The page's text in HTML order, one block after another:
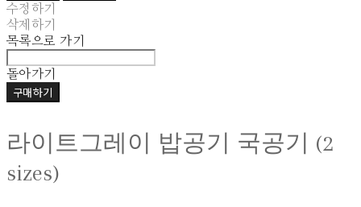
수정하기
삭제하기
목록으로 가기
돌아가기
구매하기
라이트그레이 밥공기 국공기 (2
sizes)